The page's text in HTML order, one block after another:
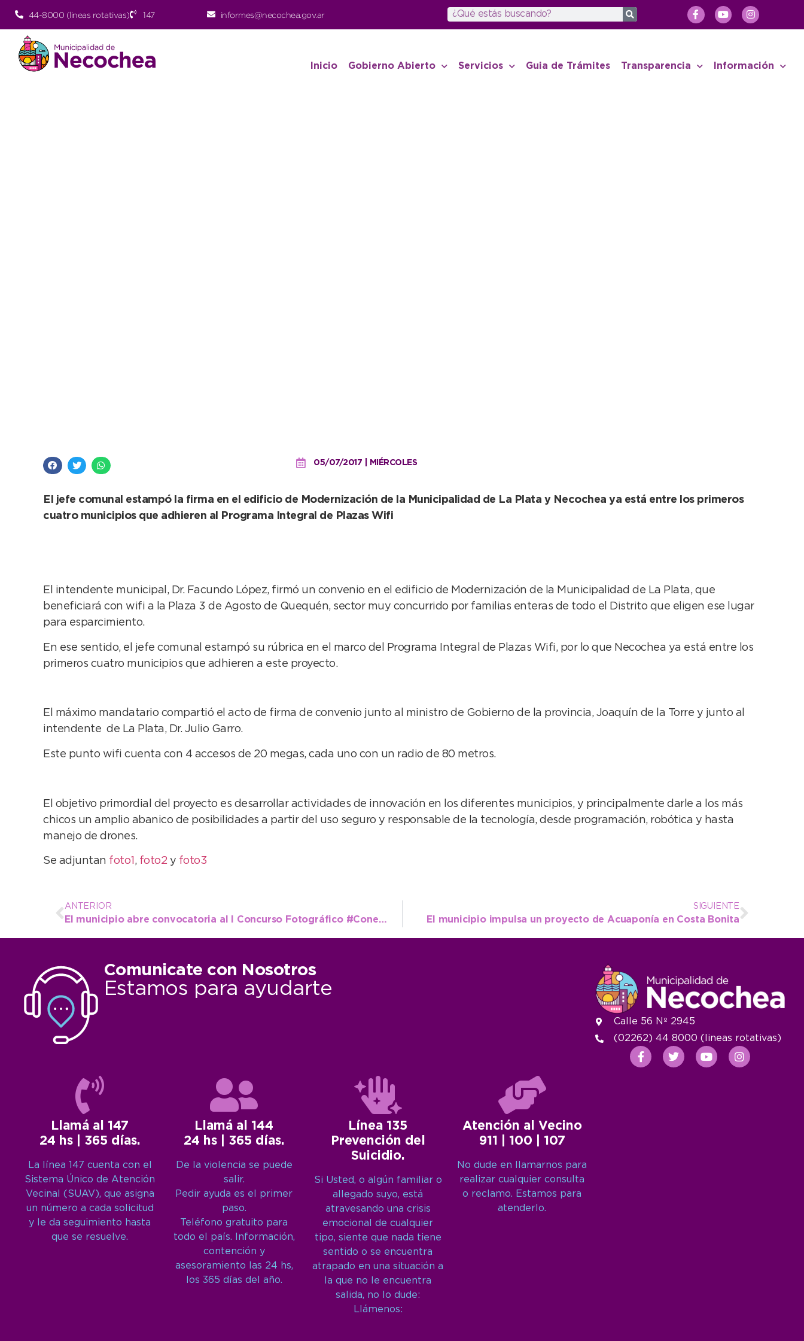
44-8000 (lineas rotativas) 147 informes@necochea.gov.ar
Inicio Gobierno Abierto Servicios Guia de Trámites Transparencia Información
05/07/2017 | MIÉRCOLES
El jefe comunal estampó la firma en el edificio de Modernización de la Municipalidad de La Plata y Necochea ya está entre los primeros
cuatro municipios que adhieren al Programa Integral de Plazas Wifi
El intendente municipal, Dr. Facundo López, firmó un convenio en el edificio de Modernización de la Municipalidad de La Plata, que
beneficiará con wifi a la Plaza 3 de Agosto de Quequén, sector muy concurrido por familias enteras de todo el Distrito que eligen ese lugar
para esparcimiento.
En ese sentido, el jefe comunal estampó su rúbrica en el marco del Programa Integral de Plazas Wifi, por lo que Necochea ya está entre los
primeros cuatro municipios que adhieren a este proyecto.
El máximo mandatario compartió el acto de firma de convenio junto al ministro de Gobierno de la provincia, Joaquín de la Torre y junto al
intendente de La Plata, Dr. Julio Garro.
Este punto wifi cuenta con 4 accesos de 20 megas, cada uno con un radio de 80 metros.
El objetivo primordial del proyecto es desarrollar actividades de innovación en los diferentes municipios, y principalmente darle a los más
chicos un amplio abanico de posibilidades a partir del uso seguro y responsable de la tecnología, desde programación, robótica y hasta
manejo de drones.
Se adjuntan foto1 , foto2 y foto3
ANTERIOR
El municipio abre convocatoria al I Concurso Fotográfico #ConectandoConVos
SIGUIENTE
El municipio impulsa un proyecto de Acuaponía en Costa Bonita
Comunicate con Nosotros
Estamos para ayudarte
Llamá al 147
24 hs | 365 días.
La línea 147 cuenta con el
Sistema Único de Atención
Vecinal (SUAV), que asigna
un número a cada solicitud
y le da seguimiento hasta
que se resuelve.
Llamá al 144
24 hs | 365 días.
De la violencia se puede
salir.
Pedir ayuda es el primer
paso.
Teléfono gratuito para
todo el país. Información,
contención y
asesoramiento las 24 hs,
los 365 días del año.
Línea 135
Prevención del
Suicidio.
Si Usted, o algún familiar o
allegado suyo, está
atravesando una crisis
emocional de cualquier
tipo, siente que nada tiene
sentido o se encuentra
atrapado en una situación a
la que no le encuentra
salida, no lo dude:
Llámenos:
Atención al Vecino
911 | 100 | 107
No dude en llamarnos para
realizar cualquier consulta
o reclamo. Estamos para
atenderlo.
Calle 56 Nº 2945
(02262) 44 8000 (lineas rotativas)